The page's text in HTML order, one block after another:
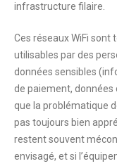
infrastructure filaire.
Ces réseaux WiFi
utilisables par des
données sensibles
de paiement, données
que la problématique
pas toujours bien
restent souvent
envisagé, et si